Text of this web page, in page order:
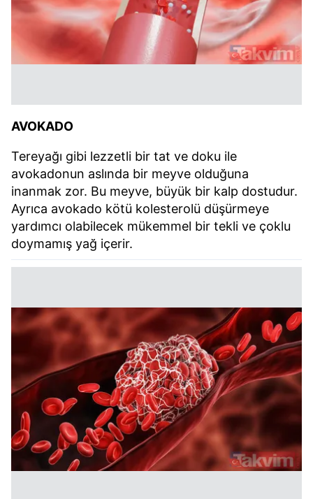
AVOKADO
Tereyağı gibi lezzetli bir tat ve doku ile
avokadonun aslında bir meyve olduğuna
inanmak zor. Bu meyve, büyük bir kalp dostudur.
Ayrıca avokado kötü kolesterolü düşürmeye
yardımcı olabilecek mükemmel bir tekli ve çoklu
doymamış yağ içerir.